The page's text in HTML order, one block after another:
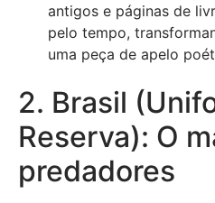
antigos e páginas de
pelo tempo,
uma peça de apelo
2. Brasil
Reserva): O
predadores